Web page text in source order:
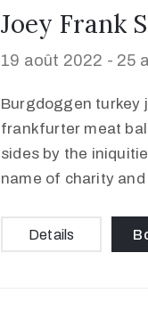
Joey Frank
19 août 2022 - 25
Burgdoggen turkey
frankfurter meat
sides by the
name of charity
Details